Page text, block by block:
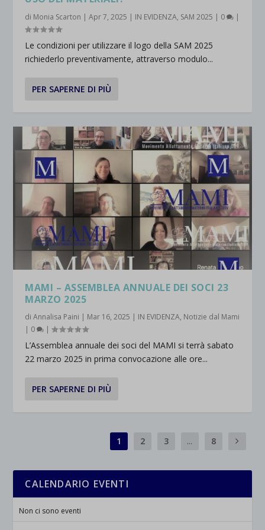
di Monia Scarton |Apr 7, 2025 | IN EVIDENZA, SAM 2025 | 0 |
Le condizioni per utilizzare il logo della SAM 2025
richiederlo preventivamente, attraverso modulo...
PER SAPERNE DI PIÙ
MAMI – ASSEMBLEA ANNUALE DEI SOCI 23
MARZO 2025
diAnnalisa Paini | Mar 16, 2025 | IN EVIDENZA, Notizie dal Mami
| 0 |
L’Assemblea annuale dei soci del MAMI si terrà sabato
22 marzo 2025 in prima convocazione alle ore...
PER SAPERNE DI PIÙ
1 2 3 ... 8
CALENDARIO EVENTI
Non ci sono eventi
et-saved-post*
wpc*